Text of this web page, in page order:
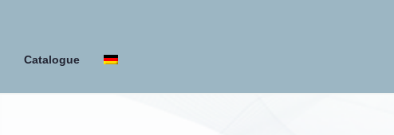
Catalogue